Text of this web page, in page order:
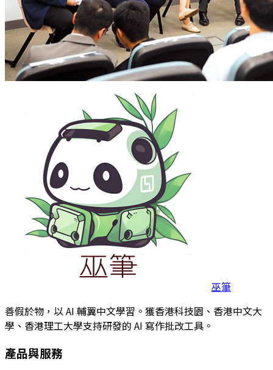
巫筆
善假於物，以 AI 輔翼中文學習。獲香港科技園、香港中文大
學、香港理工大學支持研發的 AI 寫作批改工具。
產品與服務